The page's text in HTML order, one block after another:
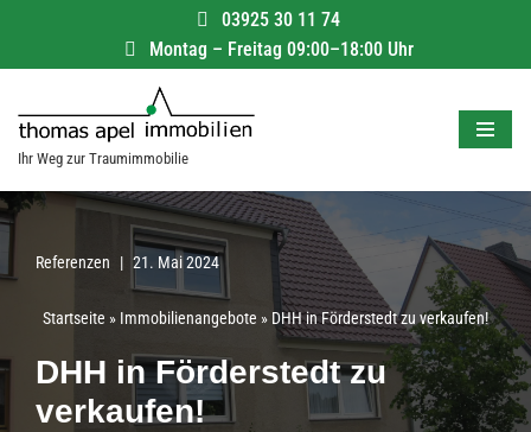
Zum
springen
03925 30 11 74
Montag – Freitag 09:00–18:00 Uhr
Ihr Weg zur Traumimmobilie
Referenzen 21. Mai 2024
Startseite » Immobilienangebote » DHH in Förderstedt zu verkaufen!
DHH in Förderstedt zu
verkaufen!